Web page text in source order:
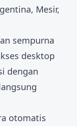
Mesir,
sempurna
desktop
dengan
otomatis